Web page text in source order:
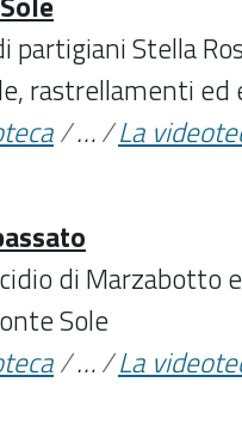
partigiani Stella
rastrellamenti ed
/…/La
di Marzabotto
Sole
/…/La